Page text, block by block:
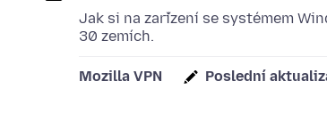
Jak si na zařízení se systémem
30 zemích.
Mozilla VPN Poslední